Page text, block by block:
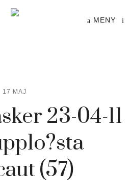
MENY
17 MAJ
23-04-11
(57)